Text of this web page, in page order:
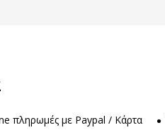
πληρωμές με Paypal / Κάρτα